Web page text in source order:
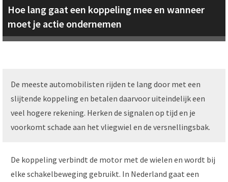
Hoe lang gaat een koppeling mee en wanneer
moet je actie ondernemen
De meeste automobilisten rijden te lang door met een
slijtende koppeling en betalen daarvoor uiteindelijk een
veel hogere rekening. Herken de signalen op tijd en je
voorkomt schade aan het vliegwiel en de versnellingsbak.
De koppeling verbindt de motor met de wielen en wordt bij
elke schakelbeweging gebruikt. In Nederland gaat een